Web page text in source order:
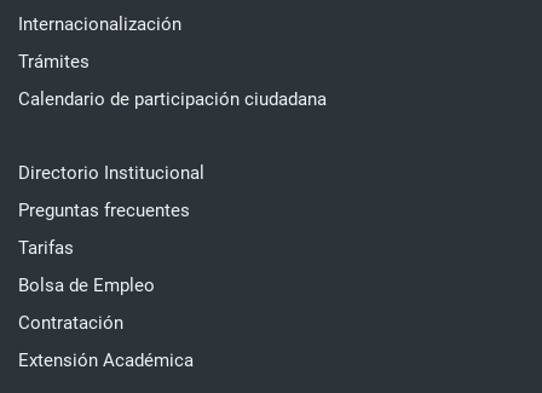
Internacionalización
Trámites
Calendario de participación ciudadana
Directorio Institucional
Preguntas frecuentes
Tarifas
Bolsa de Empleo
Contratación
Extensión Académica